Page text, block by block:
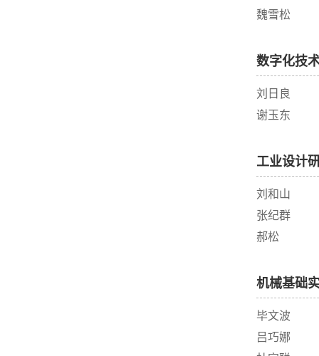
魏雪松
数字化技
刘日良
谢玉东
工业设计
刘和山
张纪群
郝松
机械基础
毕文波
吕巧娜